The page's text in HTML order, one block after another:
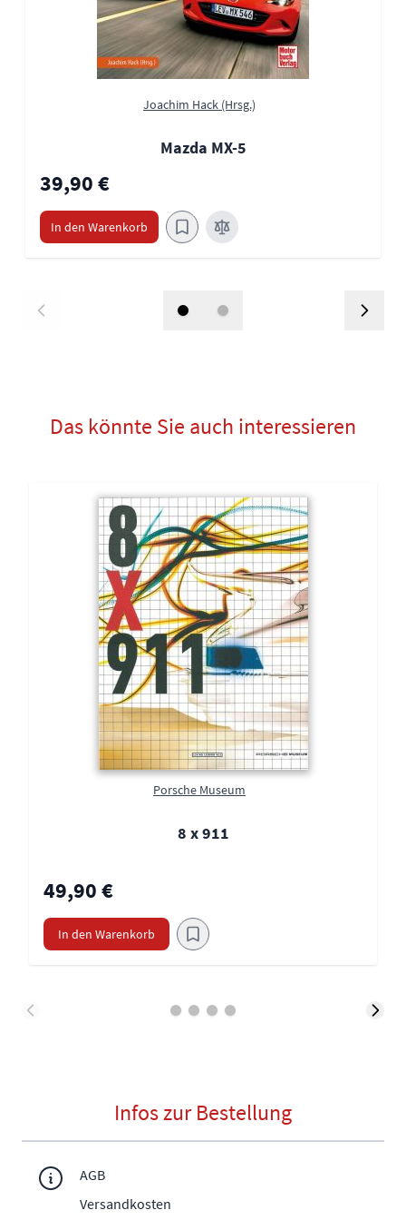
Joachim Hack (Hrsg.)
Mazda MX-5
39,90 €
In den Warenkorb
Das könnte Sie auch interessieren
Porsche Museum
8 x 911
49,90 €
In den Warenkorb
Infos zur Bestellung
AGB
Versandkosten